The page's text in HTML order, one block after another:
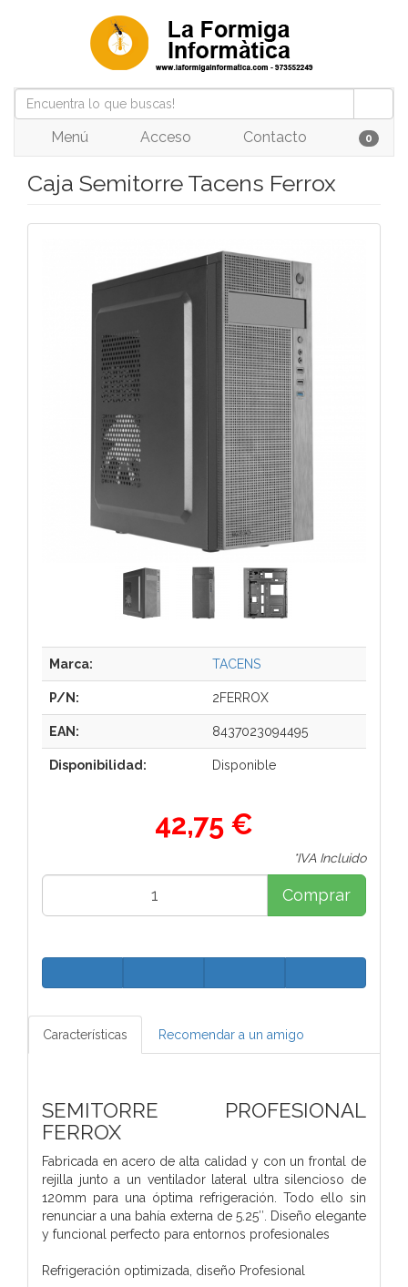
Menú Acceso Contacto 0
Caja Semitorre Tacens Ferrox
Marca: TACENS
P/N: 2FERROX
EAN: 8437023094495
Disponibilidad: Disponible
42,75 €
*IVA Incluido
Comprar
Características Recomendar a un amigo
SEMITORRE PROFESIONAL
FERROX
Fabricada en acero de alta calidad y con un frontal de
rejilla junto a un ventilador lateral ultra silencioso de
120mm para una óptima refrigeración. Todo ello sin
renunciar a una bahía externa de 5.25″. Diseño elegante
y funcional perfecto para entornos profesionales
Refrigeración optimizada, diseño Profesional